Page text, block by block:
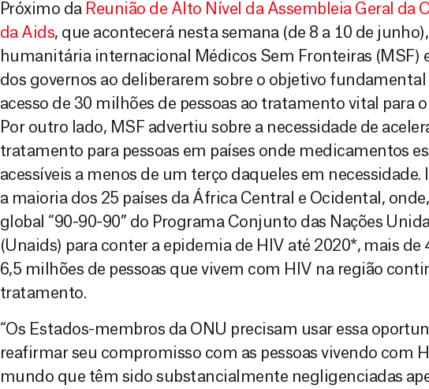
Próximo da Reunião de Alto Nível da Assembleia Geral da
da Aids, que acontecerá nesta semana (de 8 a 10 de
humanitária internacional Médicos Sem Fronteiras (MSF)
dos governos ao deliberarem sobre o objetivo
acesso de 30 milhões de pessoas ao tratamento vital para
Por outro lado, MSF advertiu sobre a necessidade de
tratamento para pessoas em países onde medicamentos
acessíveis a menos de um terço daqueles em necessidade.
a maioria dos 25 países da África Central e Ocidental,
global “90-90-90” do Programa Conjunto das Nações
(Unaids) para conter a epidemia de HIV até 2020*, mais de
6,5 milhões de pessoas que vivem com HIV na região
tratamento.
“Os Estados-membros da ONU precisam usar essa
reafirmar seu compromisso com as pessoas vivendo com
mundo que têm sido substancialmente negligenciadas